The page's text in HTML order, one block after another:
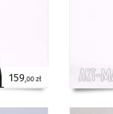
159,00 zł